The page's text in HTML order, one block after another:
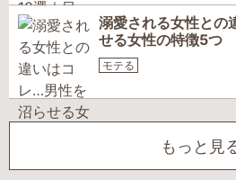
溺愛される女性との
せる女性の特徴5つ
モテる
もっと見